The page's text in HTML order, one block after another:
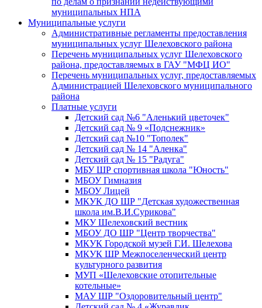
муниципальных НПА
Муниципальные услуги
Административные регламенты предоставления
муниципальных услуг Шелеховского района
Перечень муниципальных услуг Шелеховского
района, предоставляемых в ГАУ "МФЦ ИО"
Перечень муниципальных услуг, предоставляемых
Администрацией Шелеховского муниципального
района
Платные услуги
Детский сад №6 "Аленький цветочек"
Детский сад № 9 «Подснежник»
Детский сад №10 "Тополек"
Детский сад № 14 "Аленка"
Детский сад № 15 "Радуга"
МБУ ШР спортивная школа "Юность"
МБОУ Гимназия
МБОУ Лицей
МКУК ДО ШР "Детская художественная
школа им.В.И.Сурикова"
МКУ Шелеховский вестник
МБОУ ДО ШР "Центр творчества"
МКУК Городской музей Г.И. Шелехова
МКУК ШР Межпоселенческий центр
культурного развития
МУП «Шелеховские отопительные
котельные»
МАУ ШР "Оздоровительный центр"